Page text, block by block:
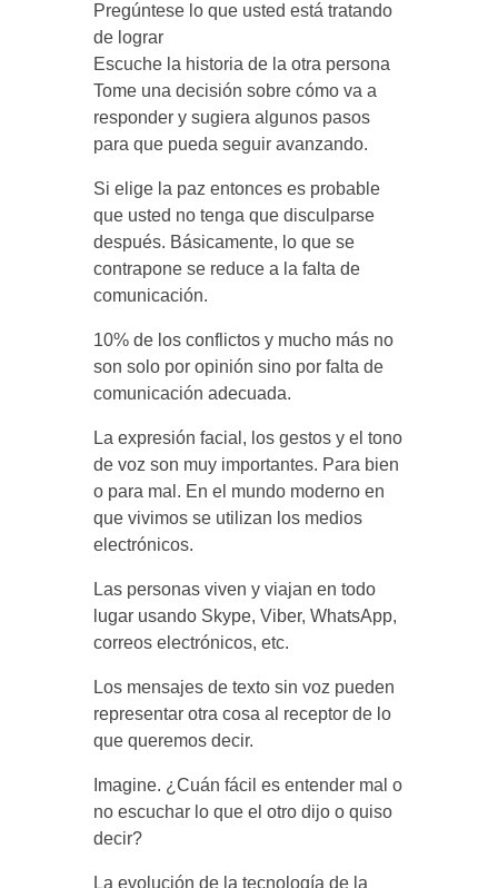
Pregúntese lo que usted está tratando
de lograr
Escuche la historia de la otra persona
Tome una decisión sobre cómo va a
responder y sugiera algunos pasos
para que pueda seguir avanzando.
Si elige la paz entonces es probable
que usted no tenga que disculparse
después. Básicamente, lo que se
contrapone se reduce a la falta de
comunicación.
10% de los conflictos y mucho más no
son solo por opinión sino por falta de
comunicación adecuada.
La expresión facial, los gestos y el tono
de voz son muy importantes. Para bien
o para mal. En el mundo moderno en
que vivimos se utilizan los medios
electrónicos.
Las personas viven y viajan en todo
lugar usando Skype, Viber, WhatsApp,
correos electrónicos, etc.
Los mensajes de texto sin voz pueden
representar otra cosa al receptor de lo
que queremos decir.
Imagine. ¿Cuán fácil es entender mal o
no escuchar lo que el otro dijo o quiso
decir?
La evolución de la tecnología de la